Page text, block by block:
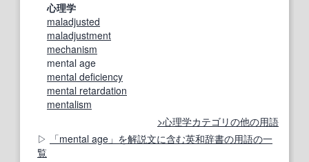
心理学
maladjusted
maladjustment
mechanism
mental age
mental deficiency
mental retardation
mentalism
心理学カテゴリの他の用語
「mental age」を解説文に含む英和辞書の用語の一
覧